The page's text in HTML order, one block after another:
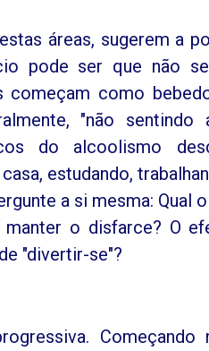
áreas, sugerem a
pode ser que não
começam como
"não sentindo
do alcoolismo
estudando,
a si mesma: Qual
o disfarce? O
"divertir-se"?